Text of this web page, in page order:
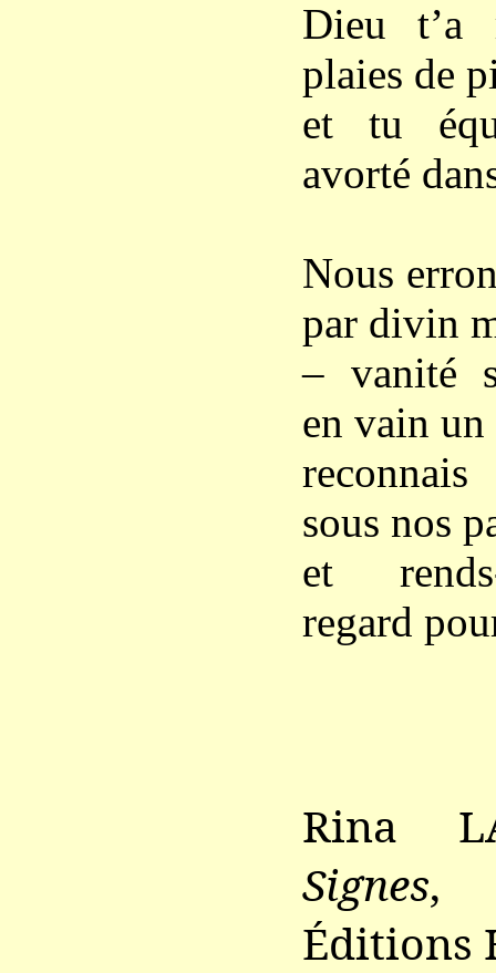
Dieu t’a
plaies de
et tu
avorté
Nous
par divin
– vanité
en vain
sous nos
et
regard
Rina
Signes,
Éditions